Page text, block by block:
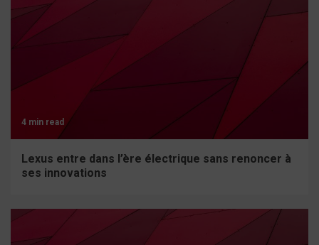
4 min read
Lexus entre dans l’ère électrique sans renoncer à
ses innovations